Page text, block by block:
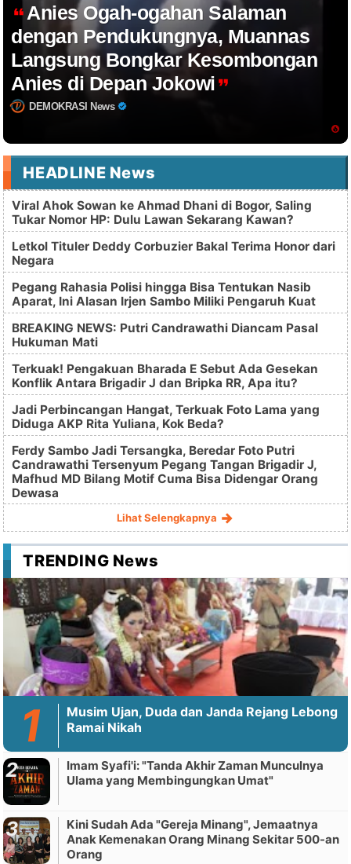
Anies Ogah-ogahan Salaman
dengan Pendukungnya, Muannas
Langsung Bongkar Kesombongan
Anies di Depan Jokowi
DEMOKRASI News
HEADLINE News
Viral Ahok Sowan ke Ahmad Dhani di Bogor, Saling
Tukar Nomor HP: Dulu Lawan Sekarang Kawan?
Letkol Tituler Deddy Corbuzier Bakal Terima Honor dari
Negara
Pegang Rahasia Polisi hingga Bisa Tentukan Nasib
Aparat, Ini Alasan Irjen Sambo Miliki Pengaruh Kuat
BREAKING NEWS: Putri Candrawathi Diancam Pasal
Hukuman Mati
Terkuak! Pengakuan Bharada E Sebut Ada Gesekan
Konflik Antara Brigadir J dan Bripka RR, Apa itu?
Jadi Perbincangan Hangat, Terkuak Foto Lama yang
Diduga AKP Rita Yuliana, Kok Beda?
Ferdy Sambo Jadi Tersangka, Beredar Foto Putri
Candrawathi Tersenyum Pegang Tangan Brigadir J,
Mafhud MD Bilang Motif Cuma Bisa Didengar Orang
Dewasa
Lihat Selengkapnya
TRENDING News
Musim Ujan, Duda dan Janda Rejang Lebong
Ramai Nikah
Imam Syafi'i: "Tanda Akhir Zaman Munculnya
Ulama yang Membingungkan Umat"
Kini Sudah Ada "Gereja Minang", Jemaatnya
Anak Kemenakan Orang Minang Sekitar 500-an
Orang